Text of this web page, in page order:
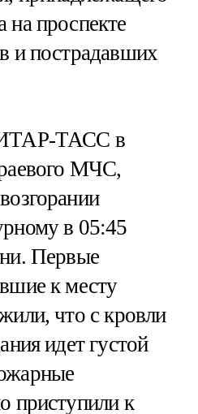
проспекте
и пострадавших
ТАСС в
МЧС,
в 05:45
Первые
к месту
что с кровли
идет густой
приступили к